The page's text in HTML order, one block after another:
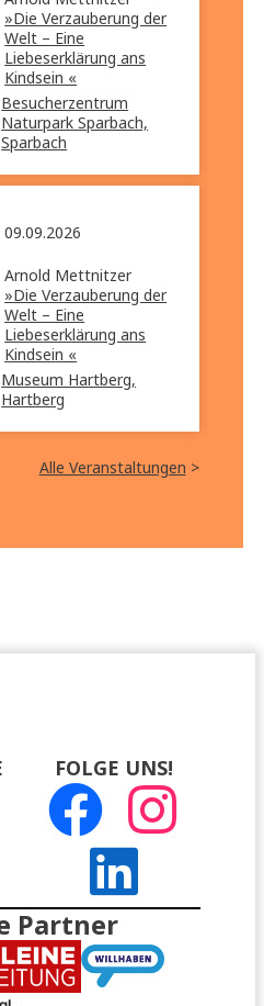
»Die Verzauberung der
Welt – Eine
Liebeserklärung ans
Kindsein «
Besucherzentrum
Naturpark Sparbach,
Sparbach
09.09.2026
Arnold Mettnitzer
»Die Verzauberung der
Welt – Eine
Liebeserklärung ans
Kindsein «
Museum Hartberg,
Hartberg
Alle Veranstaltungen >
FOLGE UNS!
Partner